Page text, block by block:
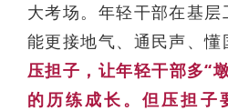
大考场。年轻干部在基
能更接地气、通民声、懂
压担子，让年轻干部多“
的历练成长。但压担子